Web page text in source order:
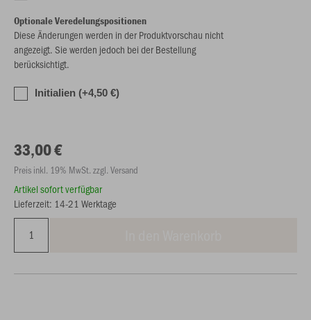
Optionale Veredelungspositionen
Diese Änderungen werden in der Produktvorschau nicht
angezeigt. Sie werden jedoch bei der Bestellung
berücksichtigt.
Initialien (+4,50 €)
33,00 €
Preis inkl. 19% MwSt. zzgl. Versand
Artikel sofort verfügbar
Lieferzeit: 14-21 Werktage